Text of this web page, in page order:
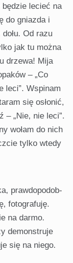
będzie lecieć na
do gniazda i
Od razu
jak tu można
drzewa! Mija
– „Co
leci”. Wspinam
się osłonić,
– „Nie, nie leci”.
wołam do nich
tylko wtedy
prawdopodob­
fotografuję.
na darmo.
demonstruje
się na niego.